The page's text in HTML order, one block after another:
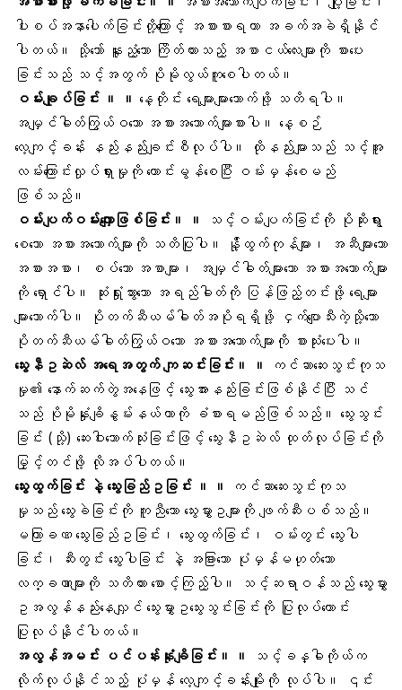
ပါးစပ်အနာပေါက်ခြင်းတို့ကြောင့် အစားစားရတာ အခက်အခဲရှိနိုင်
ပါတယ်။ သို့သော် နူးညံ့သော ကြိတ်ထားသည့် အစာငယ်လေးများကို စားပေး
ခြင်းသည် သင့်အတွက် ပိုမိုလွယ်ကူစေပါတယ်။
ဝမ်းချုပ်ခြင်း ။ ။ နေ့တိုင်း ရေများများသောက်ဖို့ သတိရပါ။
အမျှင်ဓါတ်ကြွယ်ဝသော အစားအသောက်များစားပါ။ နေ့စဉ်
လေ့ကျင့်ခန်း နည်းနည်းချင်းစီလုပ်ပါ။ ထိုနည်းများသည် သင့်အူ
လမ်းကြောင်းလှုပ်ရှားမှုကို ကောင်းမွန်စေပြီး ဝမ်းမှန်စေမည်
ဖြစ်သည်။
ဝမ်းပျက်ဝမ်းလျှောဖြစ်ခြင်း။ ။
သင့်ဝမ်းပျက်ခြင်းကို ပိုဆိုးရွား
စေသော အစားအသောက်များကို သတိပြုပါ။ နို့်ထွက်ကုန်များ၊ အဆီများသော
အစားအစာ၊ စပ်သော အစာများ၊ အမျှင်ဓါတ်များသော အစားအသောက်များ
ကို ရှောင်ပါ။ ဆုံးရှုံးသွားသော အရည်ဓါတ်ကို ပြန်ဖြည့်တင်းဖို့ ရေများ
များသောက်ပါ။ ပိုတက်ဆီယမ်ဓါတ်အပိုရရှိဖို့ ငှက်ပျောသီးကဲ့သို့သော
ပိုတက်ဆီယမ်ဓါတ်ကြွယ်ဝသော အစားအသောက်များကို စားသုံးပေးပါ။
သွေးနီဥဆဲလ် အရေအတွက် ကျဆင်းခြင်း။ ။
ကင်ဆာဆေးသွင်းကုသ
မှု၏ နောက်ဆက်တွဲအနေဖြင့် သွေးအားနည်းခြင်းဖြစ်နိုင်ပြီး သင်
သည် ပိုမိုနှုံးချိနွမ်းနယ်တာကို ခံစားရမည်ဖြစ်သည်။ သွေးသွင်း
ခြင်း (သို့) ဆေးဝါးသောက်သုံးခြင်းဖြင့် သွေးနီဥဆဲလ် ထုတ်လုပ်ခြင်းကို
မြှင့်တင်ဖို့ လိုအပ်ပါတယ်။
သွေးထွက်ခြင်း နဲ့ သွေးခြည်ဥခြင်း ။ ။
ကင်ဆာဆေးသွင်းကုသ
မှုသည် သွေးခဲခြင်းကို ကူညီသော သွေးမွှားဥများကို ဖျက်ဆီးပစ်သည်။
မကြာခဏ သွေးခြည်ဥခြင်း၊ သွေးထွက်ခြင်း၊ ဝမ်းတွင်း သွေးပါ
ခြင်း၊ ဆီးတွင်း သွေးပါခြင်း နဲ့ အခြားသော ပုံမှန်မဟုတ်သော
လက္ခဏာများကို သတိထား စောင့်ကြည့်ပါ။ သင့်ဆရာဝန်သည် သွေးမွှား
ဥအလွန်နည်းနေလျှင် သွေးမွှားဥသွေးသွင်းခြင်းကို ပြုလုပ်ကောင်း
ပြုလုပ်နိုင်ပါတယ်။
အလွန်အမင်း ပင်ပန်းနုံးချိခြင်း။ ။
သင့်ခန္ဓါကိုယ်က
လိုက်လုပ်နိုင်သည့် ပုံမှန် လေ့ကျင့်ခန်းမျိုးကို လုပ်ပါ။ ၎င်း